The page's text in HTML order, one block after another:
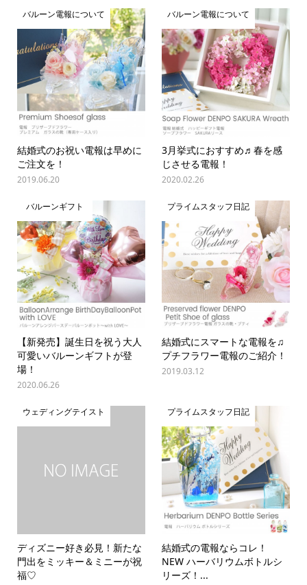
バルーン電報について
結婚式のお祝い電報は早めに
ご注文を！
2019.06.20
バルーン電報について
3月挙式におすすめ♬春を感
じさせる電報！
2020.02.26
バルーンギフト
【新発売】誕生日を祝う大人
可愛いバルーンギフトが登
場！
2020.06.26
プライムスタッフ日記
結婚式にスマートな電報を♫
プチフラワー電報のご紹介！
2019.03.12
ウェディングテイスト
ディズニー好き必見！新たな
門出をミッキー＆ミニーが祝
福♡
プライムスタッフ日記
結婚式の電報ならコレ！
NEW ハーバリウムボトルシ
リーズ！...